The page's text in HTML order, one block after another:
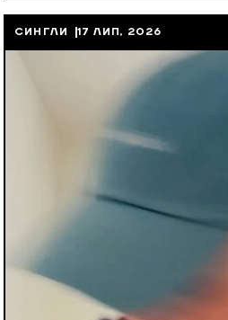
СИНГЛИ 17 ЛИП, 2026